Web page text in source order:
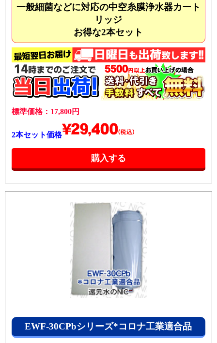
一般細菌などに対応の中空糸膜浄水器カート
リッジ
お得な2本セット
標準価格：17,800円
2本セット価格
EWF-30CPbシリーズ*コロナ工業適合品